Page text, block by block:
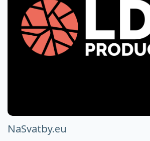
NaSvatby.eu